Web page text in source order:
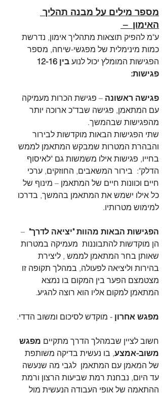
מספר מילים על מבנה תהליך
האימון  –
ע"מ להפיק תוצאות מתהליך אימון, נדרשת
כמות מינימלית של מפגשי-שיחה, מספר
הפגישות המומלץ יכול לנוע
פגישות:
פגישה ראשונה – פגישת הכרות מעמיקה
עם המתאמן, פגישה שבד"כ ארוכה יותר
מהפגישות שבהמשך.
שתי הפגישות הבאות מוקדשות לבירור
והבהרת המטרות שמבקש המתאמן לממש
בחייו, פגישות אילו משמשות גם "לאיסוף
הדלק":  בירור המשאבים, החוזקים, ערכי
חיים וכוונות חיים של המתאמן – מינוף של
כל אילו ישמש את המתאמן בהמשך, בדרכו
למימוש מטרותיו.
הפגישות הבאות מהוות "יציאה לדרך"
  –
הן מוקדשות להתבוננות  מעמיקה במטרות
שאותן בחר המתאמן לממש , ליצירת
בהירות וליציאה לפעולה, במהלך תקופה זו
מצטמצם הפער בין המקום בו נמצא
המתאמן למקום אליו הוא רוצה להגיע.
מפגש אחרון - מוקדש לסיכום ומשוב הדדי.
חשוב לציין שבמהלך הדרך מתקיים מפגש
משוב-אמצע, בו נעשית בדיקה משותפת
של המאמן עם המתאמן  לגבי מה שנעשה
עד היום, נבחנת רמת שביעות הרצון ורמת
ההתאמה של אופי העבודה הנעשית מול